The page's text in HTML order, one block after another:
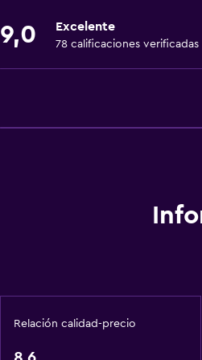
Instalaciones para reuniones
Check-in/check-out privado
9,0 Excelente
78 calificaciones verificadas
Relación calidad-precio